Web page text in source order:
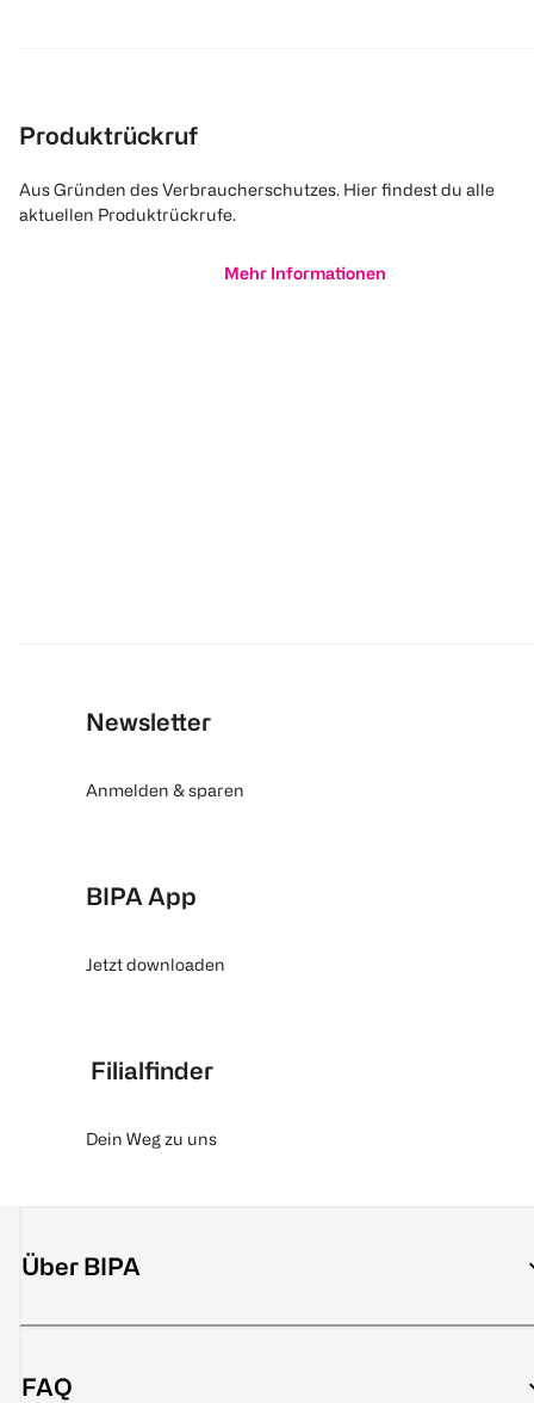
Produktrückruf
Aus Gründen des Verbraucherschutzes. Hier findest du alle
aktuellen Produktrückrufe.
Mehr Informationen
Newsletter
Anmelden & sparen
BIPA App
Jetzt downloaden
Filialfinder
Dein Weg zu uns
Über BIPA
FAQ